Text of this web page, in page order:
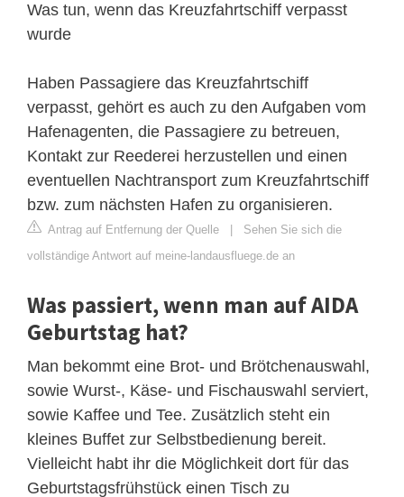
Was tun, wenn das Kreuzfahrtschiff verpasst
wurde
Haben Passagiere das Kreuzfahrtschiff
verpasst, gehört es auch zu den Aufgaben vom
Hafenagenten, die Passagiere zu betreuen,
Kontakt zur Reederei herzustellen und einen
eventuellen Nachtransport zum Kreuzfahrtschiff
bzw. zum nächsten Hafen zu organisieren.
Antrag auf Entfernung der Quelle
Sehen Sie sich die
vollständige Antwort auf meine-landausfluege.de an
Was passiert, wenn man auf AIDA
Geburtstag hat?
Man bekommt eine Brot- und Brötchenauswahl,
sowie Wurst-, Käse- und Fischauswahl serviert,
sowie Kaffee und Tee. Zusätzlich steht ein
kleines Buffet zur Selbstbedienung bereit.
Vielleicht habt ihr die Möglichkeit dort für das
Geburtstagsfrühstück einen Tisch zu